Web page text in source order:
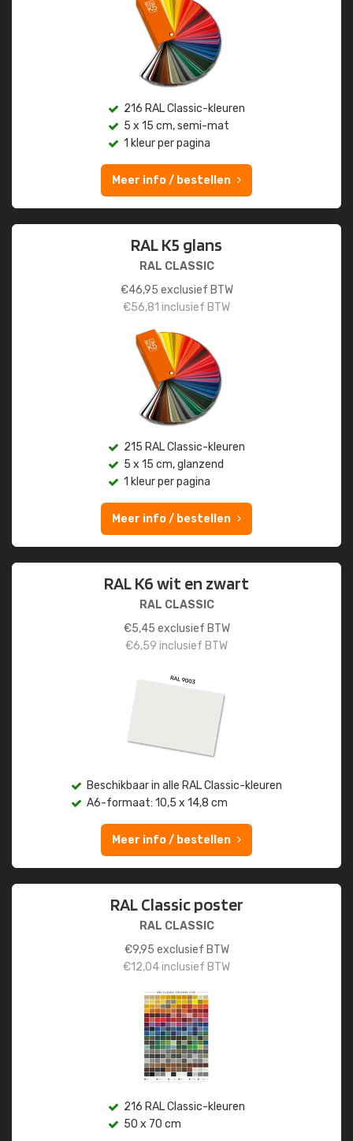
216 RAL Classic-kleuren
5 x 15 cm, semi-mat
1 kleur per pagina
Meer info / bestellen
RAL K5 glans
RAL CLASSIC
€46,95 exclusief BTW
€56,81 inclusief BTW
215 RAL Classic-kleuren
5 x 15 cm, glanzend
1 kleur per pagina
Meer info / bestellen
RAL K6 wit en zwart
RAL CLASSIC
€5,45 exclusief BTW
€6,59 inclusief BTW
Beschikbaar in alle RAL Classic-kleuren
A6-formaat: 10,5 x 14,8 cm
Meer info / bestellen
RAL Classic poster
RAL CLASSIC
€9,95 exclusief BTW
€12,04inclusief BTW
216 RAL Classic-kleuren
50 x 70 cm